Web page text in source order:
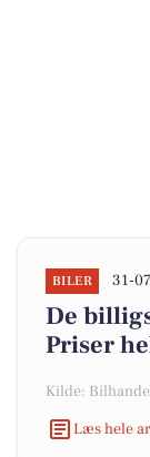
BILER 31-
De
Priser
Kilde:
Læs hele